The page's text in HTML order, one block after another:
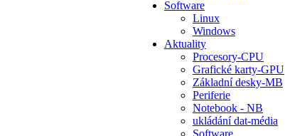
Software
Linux
Windows
Aktuality
Procesory-CPU
Grafické karty-GPU
Základní desky-MB
Periferie
Notebook - NB
ukládání dat-média
Software